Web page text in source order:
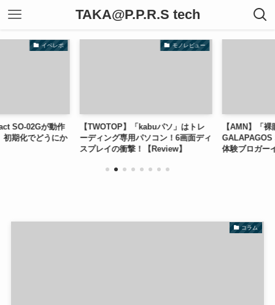
TAKA@P.P.R.S tech
イベレポ
02Gが動作
期化でどうにか
モノレビュー
【TWOTOP】「kabuパソ」はトレ
ーディング専用パソコン！6画面ディ
スプレイの衝撃！【Review】
【AMN】「裸
GALAPAGOS
体験ブロガーイ
コラム